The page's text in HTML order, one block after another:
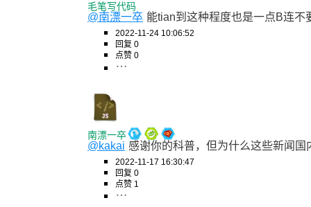
毛笔写代码
@南漂一卒 能tian到这种程度也是一点B连不
2022-11-24 10:06:52
回复 0
点赞 0
南漂一卒
@kakai 感谢你的科普，但为什么这些新闻
2022-11-17 16:30:47
回复 0
点赞 1